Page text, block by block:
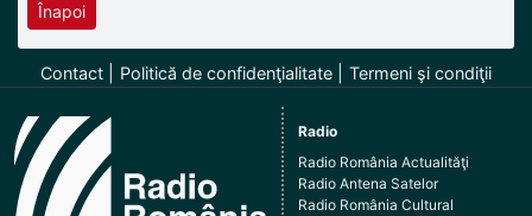
Înapoi
Contact Politică de confidenţialitate Termeni şi condiţii
Radio
Radio România Actualităţi
Radio Antena Satelor
Radio România Cultural